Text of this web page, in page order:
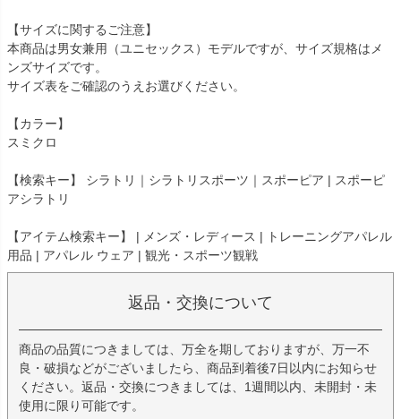
【サイズに関するご注意】
本商品は男女兼用（ユニセックス）モデルですが、サイズ規格はメ
ンズサイズです。
サイズ表をご確認のうえお選びください。
【カラー】
スミクロ
【検索キー】 シラトリ｜シラトリスポーツ｜スポーピア | スポーピ
アシラトリ
【アイテム検索キー】 | メンズ・レディース | トレーニングアパレル
用品 | アパレル ウェア | 観光・スポーツ観戦
返品・交換について
商品の品質につきましては、万全を期しておりますが、万一不
良・破損などがございましたら、商品到着後7日以内にお知らせ
ください。返品・交換につきましては、1週間以内、未開封・未
使用に限り可能です。